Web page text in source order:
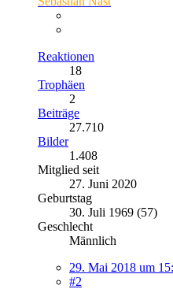
Reaktionen
18
Trophäen
2
Beiträge
27.710
Bilder
1.408
Mitglied seit
27. Juni 2020
Geburtstag
30. Juli 1969 (57)
Geschlecht
Männlich
29. Mai 2018 um
#2